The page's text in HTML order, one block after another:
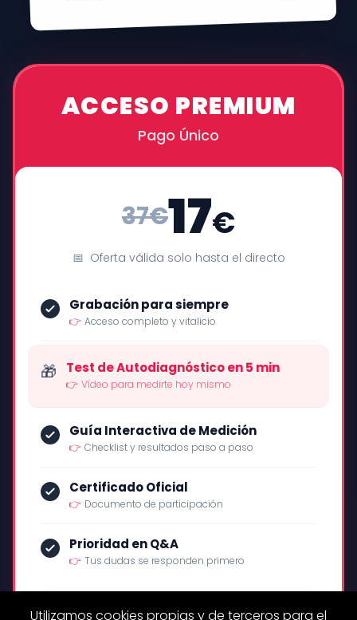
RECOMENDADO
ACCESO PREMIUM
Pago Único
37€17€
📅 Oferta válida solo hasta el directo
Grabación para siempre
👉 Acceso completo y vitalicio
🎁 Test de Autodiagnóstico en 5 min
👉 Vídeo para medirte hoy mismo
Guía Interactiva de Medición
👉 Checklist y resultados paso a paso
Certificado Oficial
👉 Documento de participación
Prioridad en Q&A
👉 Tus dudas se responden primero
QUIERO SER VIP POR 17€
Utilizamos cookies propias y de terceros para el